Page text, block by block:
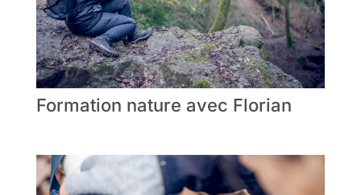
Formation nature avec Florian